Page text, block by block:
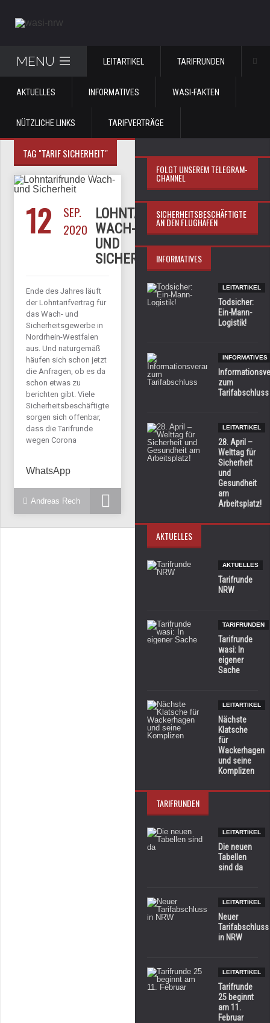
MENU LEITARTIKEL TARIFRUNDEN
AKTUELLES INFORMATIVES WASI-FAKTEN
NÜTZLICHE LINKS TARIFVERTRÄGE
TAG "TARIF SICHERHEIT"
12
SEP.
2020
LOHNTARIFRUNDE
WACH-
UND
SICHERHEIT
Ende des Jahres läuft
der Lohntarifvertrag für
das Wach- und
Sicherheitsgewerbe in
Nordrhein-Westfalen
aus. Und naturgemäß
häufen sich schon jetzt
die Anfragen, ob es da
schon etwas zu
berichten gibt. Viele
Sicherheitsbeschäftigte
sorgen sich offenbar,
dass die Tarifrunde
wegen Corona
WhatsApp
Andreas Rech
FOLGT UNSEREM TELEGRAM-
CHANNEL
SICHERHEITSBESCHÄFTIGTE
AN DEN FLUGHÄFEN
INFORMATIVES
LEITARTIKEL
Todsicher:
Ein-Mann-
Logistik!
INFORMATIVES
zum
Tarifabschluss
LEITARTIKEL
28. April –
Welttag für
Sicherheit
und
Gesundheit
am
Arbeitsplatz!
AKTUELLES
AKTUELLES
Tarifrunde
NRW
TARIFRUNDEN
Tarifrunde
wasi: In
eigener
Sache
LEITARTIKEL
Nächste
Klatsche
für
Wackerhagen
und seine
Komplizen
TARIFRUNDEN
LEITARTIKEL
Die neuen
Tabellen
sind da
LEITARTIKEL
Neuer
Tarifabschluss
in NRW
LEITARTIKEL
Tarifrunde
25 beginnt
am 11.
Februar